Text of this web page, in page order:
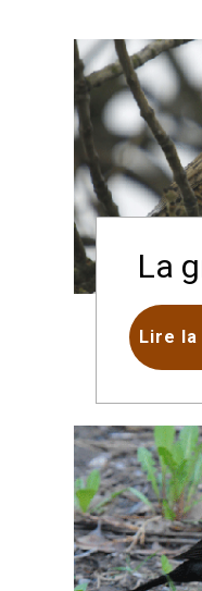
La
Lire